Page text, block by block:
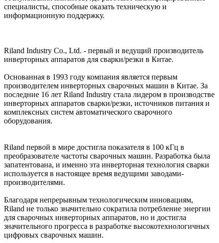
специалисты, способные оказать техническую и
информационную поддержку.
Riland Industry Co., Ltd. - первый и ведущий производитель
инверторных аппаратов для сварки/резки в Китае.
Основанная в 1993 году компания является первым
производителем инверторных сварочных машин в Китае. За
последние 16 лет Riland Industry стала лидером в производстве
инверторных аппаратов сварки/резки, источников питания и
комплексных систем автоматического сварочного
оборудования.
Riland первой в мире достигла показателя в 100 кГц в
преобразователе частоты сварочных машин. Разработка была
запатентована, и именно эта инверторная технология сварки
используется в настоящее время ведущими заводами-
производителями.
Благодаря непрерывным технологическим инновациям,
Riland не только значительно сократила потребление энергии
для сварочных инверторных аппаратов, но и достигла
значительного прогресса в разработке высокотехнологичных
цифровых сварочных машин.